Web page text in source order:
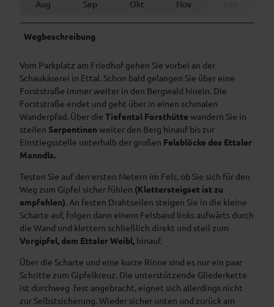
Aug Sep Okt Nov
Wegbeschreibung
Vom Parkplatz am Friedhof gehen Sie vorbei an der
Schaukäserei in Ettal. Schon bald gelangen Sie über eine
Forststraße immer weiter in den Bergwald hinein. Die
Forststraße endet und geht über in einen schmalen
Wanderpfad. Über die Tiefental Forsthüttewandern Sie in
steilen Serpentinen weiter den Berg hinauf bis zur
Einstiegsstelle unterhalb der großen Felsblöcke des Ettaler
Manndls.
Testen Sie auf den ersten Metern im Fels, ob Sie sich für den
Weg zum Gipfel sicher fühlen (Klettersteigset ist zu
empfehlen). An festen Drahtseilen steigen Sie in die kleine
Scharte auf, folgen dann einem Felsband links aufwärts durch
die Wand und klettern schließlich direkt und steil zum
Vorgipfel, dem Ettaler Weibl, hinauf.
Über die Scharte und eine kurze Rinne sind es nur ein paar
Schritte zum Gipfelkreuz. Die unterstützende Gliederkette
ist durchweg fest angebracht, eignet sich allerdings nicht
zur Selbstsicherung. Wieder sicher unten und zurück am